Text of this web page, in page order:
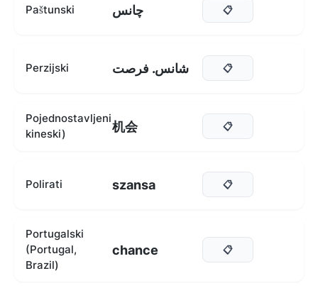
Paštunski چانس 📋
Perzijski شانس. فرصت 📋
Pojednostavljeni
kineski)
机会 📋
Polirati szansa 📋
Portugalski
(Portugal,
Brazil)
chance 📋